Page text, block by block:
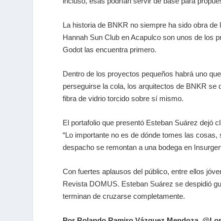
La historia de BNKR no siempre ha sido obra
Hannah Sun Club en Acapulco son unos de los
Godot las encuentra primero.
Dentro de los proyectos pequeños habrá uno
perseguirse la cola, los arquitectos de BNKR
fibra de vidrio torcido sobre sí mismo.
El portafolio que presentó Esteban Suárez dejó
“Lo importante no es de dónde tomes las
despacho se remontan a una bodega en
Con fuertes aplausos del público, entre ellos
Revista DOMUS. Esteban Suárez se despidió
terminan de cruzarse completamente.